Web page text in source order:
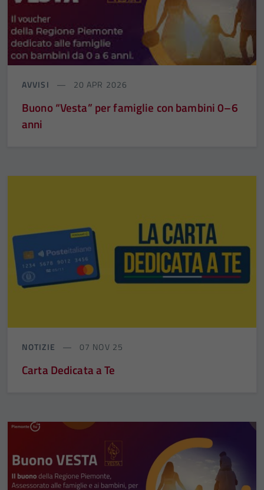
AVVISI 20 APR 2026
Buono “Vesta” per famiglie con bambini 0–6
anni
NOTIZIE 07 NOV 25
Carta Dedicata a Te